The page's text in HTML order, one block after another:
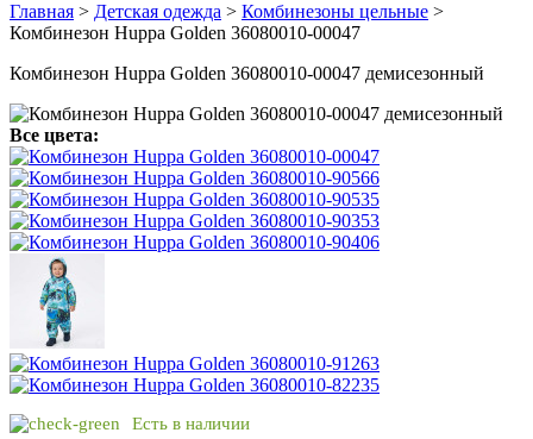
Главная > Детская одежда > Комбинезоны цельные >
Комбинезон Huppa Golden 36080010-00047
Комбинезон Huppa Golden 36080010-00047 демисезонный
Все цвета:
Есть в наличии